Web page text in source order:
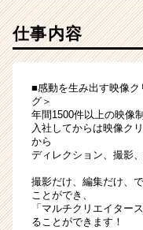
仕事内容
■感動を⽣み出す映像
グ＞
年間1500件以上の映像
入社してからは映像ク
から
ディレクション、撮影
撮影だけ、編集だけ、
ことができ、
「マルチクリエイター
ることができます！